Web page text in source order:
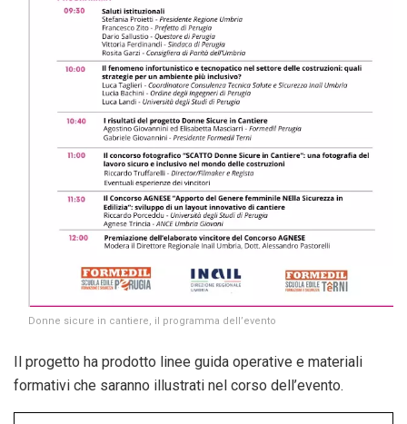
Donne sicure in cantiere, il programma dell’evento
Il progetto ha prodotto linee guida operative e materiali
formativi che saranno illustrati nel corso dell’evento.